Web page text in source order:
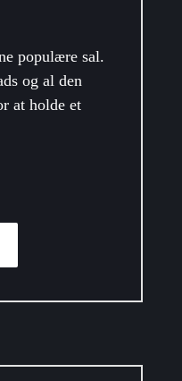
populære sal.
og al den
at holde et